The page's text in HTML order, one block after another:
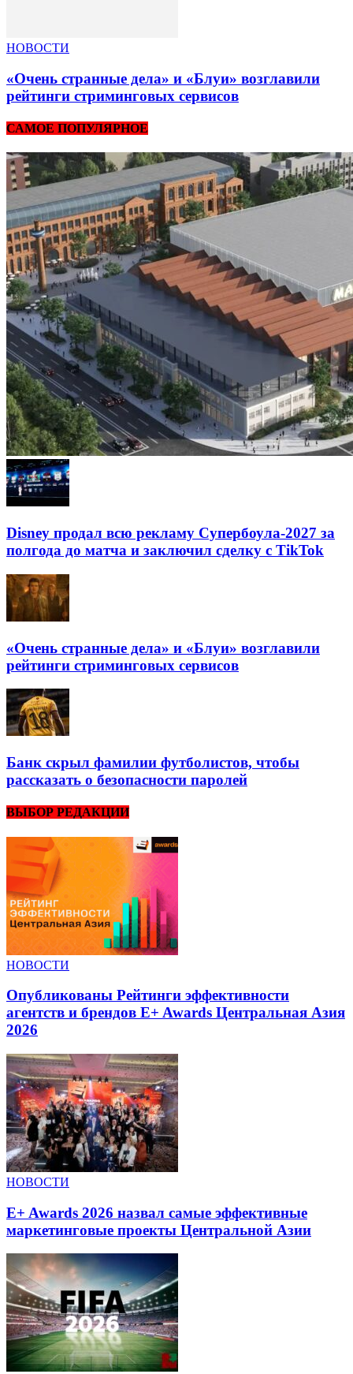
НОВОСТИ
«Очень странные дела» и «Блуи» возглавили
рейтинги стриминговых сервисов
САМОЕ ПОПУЛЯРНОЕ
Disney продал всю рекламу Супербоула-2027 за
полгода до матча и заключил сделку с TikTok
«Очень странные дела» и «Блуи» возглавили
рейтинги стриминговых сервисов
Банк скрыл фамилии футболистов, чтобы
рассказать о безопасности паролей
ВЫБОР РЕДАКЦИИ
НОВОСТИ
Опубликованы Рейтинги эффективности
агентств и брендов E+ Awards Центральная Азия
2026
НОВОСТИ
E+ Awards 2026 назвал самые эффективные
маркетинговые проекты Центральной Азии